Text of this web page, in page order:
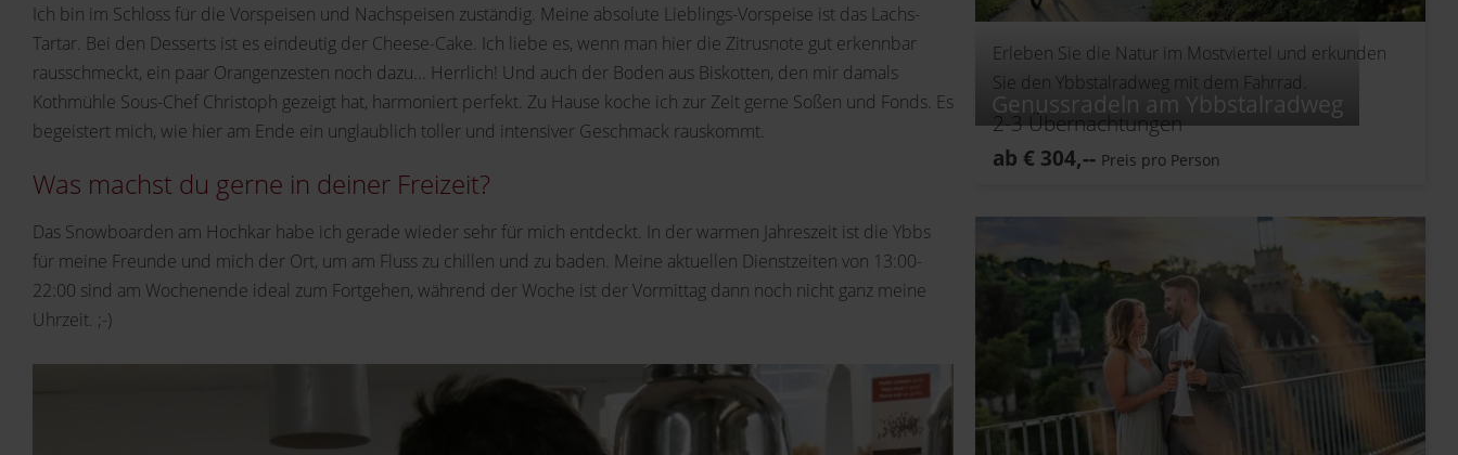
Ich bin im Schloss für die Vorspeisen und Nachspeisen zuständig. Meine absolute Lieblings-Vorspeise ist das Lachs-
Tartar. Bei den Desserts ist es eindeutig der Cheese-Cake. Ich liebe es, wenn man hier die Zitrusnote gut erkennbar
rausschmeckt, ein paar Orangenzesten noch dazu... Herrlich! Und auch der Boden aus Biskotten, den mir damals
Kothmühle Sous-Chef Christoph gezeigt hat, harmoniert perfekt. Zu Hause koche ich zur Zeit gerne Soßen und Fonds. Es
begeistert mich, wie hier am Ende ein unglaublich toller und intensiver Geschmack rauskommt.
Was machst du gerne in deiner Freizeit?
Das Snowboarden am Hochkar habe ich gerade wieder sehr für mich entdeckt. In der warmen Jahreszeit ist die Ybbs
für meine Freunde und mich der Ort, um am Fluss zu chillen und zu baden. Meine aktuellen Dienstzeiten von 13:00-
22:00 sind am Wochenende ideal zum Fortgehen, während der Woche ist der Vormittag dann noch nicht ganz meine
Uhrzeit. ;-)
Genussradeln am Ybbstalradweg
Erleben Sie die Natur im Mostviertel und erkunden
Sie den Ybbstalradweg mit dem Fahrrad.
2-3Übernachtungen
ab € 304,-- Preis pro Person